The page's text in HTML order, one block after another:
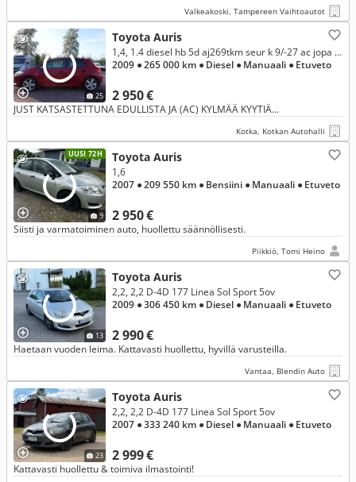
Valkeakoski, Tampereen Vaihtoautot
25
Toyota Auris
2 950 €
1,4, 1.4 diesel hb 5d aj269tkm seur k 9/-27 ac jopa ilman käsirahaa...
2009 ● 265 000 km ● Diesel ● Manuaali ● Etuveto
JUST KATSASTETTUNA EDULLISTA JA (AC) KYLMÄÄ KYYTIÄ...
Kotka, Kotkan Autohalli
UUSI 72H
9
Toyota Auris
2 950 €
1,6
2007 ● 209 550 km ● Bensiini ● Manuaali ● Etuveto
Siisti ja varmatoiminen auto, huollettu säännöllisesti.
Piikkiö, Tomi Heino
13
Toyota Auris
2 990 €
2,2, 2,2 D-4D 177 Linea Sol Sport 5ov
2009 ● 306 450 km ● Diesel ● Manuaali ● Etuveto
Haetaan vuoden leima. Kattavasti huollettu, hyvillä varusteilla.
Vantaa, Blendin Auto
23
Toyota Auris
2 999 €
2,2, 2,2 D-4D 177 Linea Sol Sport 5ov
2007 ● 333 240 km ● Diesel ● Manuaali ● Etuveto
Kattavasti huollettu & toimiva ilmastointi!